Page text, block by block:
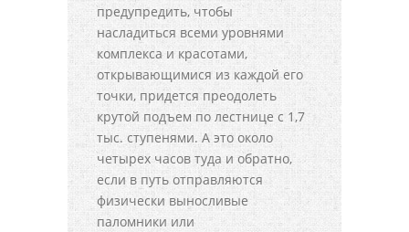
предупредить, чтобы
насладиться всеми уровнями
комплекса и красотами,
открывающимися из каждой его
точки, придется преодолеть
крутой подъем по лестнице с 1,7
тыс. ступенями. А это около
четырех часов туда и обратно,
если в путь отправляются
физически выносливые
паломники или